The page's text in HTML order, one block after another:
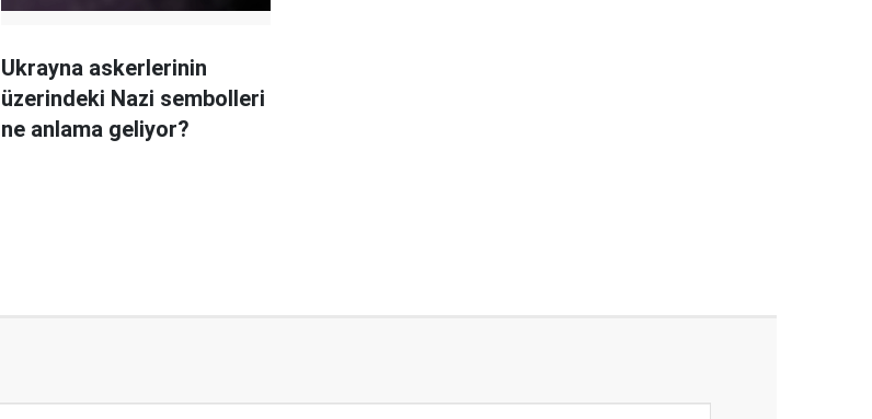
Ukrayna askerlerinin
üzerindeki Nazi sembolleri
ne anlama geliyor?